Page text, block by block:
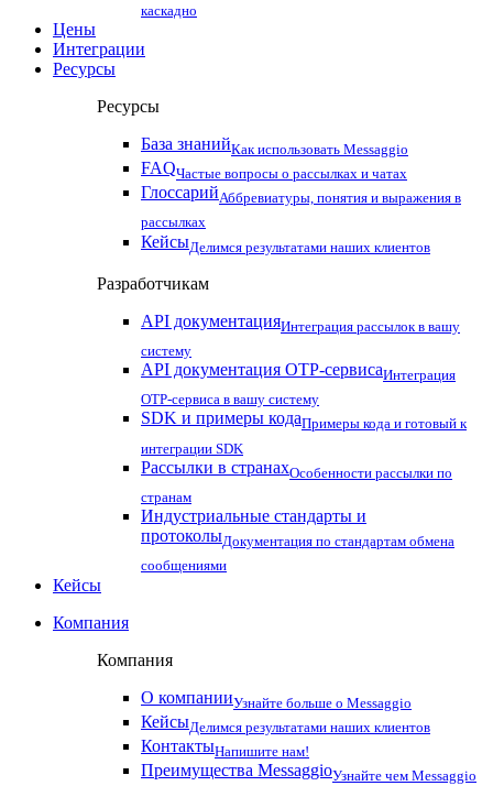
каскадно
Цены
Интеграции
Ресурсы
Ресурсы
База знанийКак использовать Messaggio
FAQЧастые вопросы о рассылках и чатах
ГлоссарийАббревиатуры, понятия и выражения в
рассылках
КейсыДелимся результатами наших клиентов
Разработчикам
API документацияИнтеграция рассылок в вашу
систему
API документация OTP-сервисаИнтеграция
OTP-сервиса в вашу систему
SDK и примеры кодаПримеры кода и готовый к
интеграции SDK
Рассылки в странахОсобенности рассылки по
странам
Индустриальные стандарты и
протоколыДокументация по стандартам обмена
сообщениями
Кейсы
Компания
Компания
О компанииУзнайте больше о Messaggio
КейсыДелимся результатами наших клиентов
КонтактыНапишите нам!
Преимущества MessaggioУзнайте чем Messaggio